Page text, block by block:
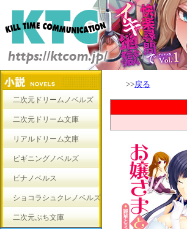
二次元ドリームノベルズ
二次元ドリーム文庫
リアルドリーム文庫
ビギニングノベルズ
ピナノベルス
ショコラシュクレノベルズ
二次元ぷち文庫
>>戻る